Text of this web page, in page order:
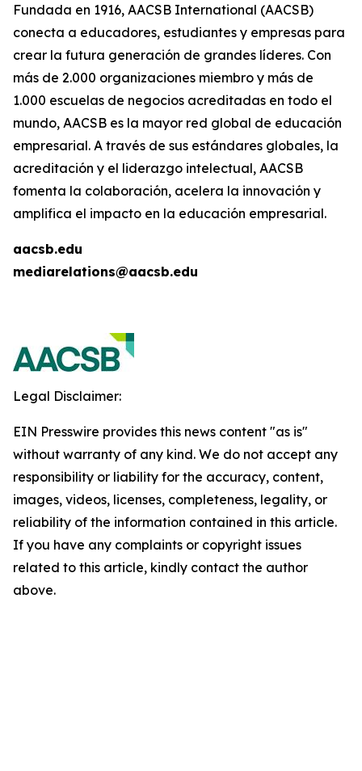
Fundada en 1916, AACSB International (AACSB)
conecta a educadores, estudiantes y empresas para
crear la futura generación de grandes líderes. Con
más de 2.000 organizaciones miembro y más de
1.000 escuelas de negocios acreditadas en todo el
mundo, AACSB es la mayor red global de educación
empresarial. A través de sus estándares globales, la
acreditación y el liderazgo intelectual, AACSB
fomenta la colaboración, acelera la innovación y
amplifica el impacto en la educación empresarial.
aacsb.edu
mediarelations@aacsb.edu
Legal Disclaimer:
EIN Presswire provides this news content "as is"
without warranty of any kind. We do not accept any
responsibility or liability for the accuracy, content,
images, videos, licenses, completeness, legality, or
reliability of the information contained in this article.
If you have any complaints or copyright issues
related to this article, kindly contact the author
above.